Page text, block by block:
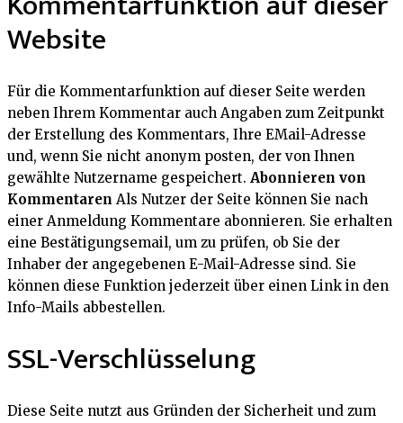
Website
Für die Kommentarfunktion auf dieser Seite werden
neben Ihrem Kommentar auch Angaben zum Zeitpunkt
der Erstellung des Kommentars, Ihre EMail-Adresse
und, wenn Sie nicht anonym posten, der von Ihnen
gewählte Nutzername gespeichert. Abonnieren von
Kommentaren Als Nutzer der Seite können Sie nach
einer Anmeldung Kommentare abonnieren. Sie erhalten
eine Bestätigungsemail, um zu prüfen, ob Sie der
Inhaber der angegebenen E-Mail-Adresse sind. Sie
können diese Funktion jederzeit über einen Link in den
Info-Mails abbestellen.
SSL-Verschlüsselung
Diese Seite nutzt aus Gründen der Sicherheit und zum